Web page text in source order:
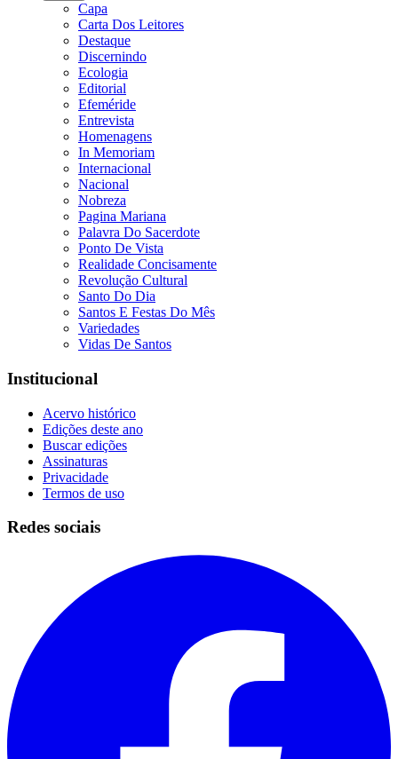
Capa
Carta Dos Leitores
Destaque
Discernindo
Ecologia
Editorial
Efeméride
Entrevista
Homenagens
In Memoriam
Internacional
Nacional
Nobreza
Pagina Mariana
Palavra Do Sacerdote
Ponto De Vista
Realidade Concisamente
Revolução Cultural
Santo Do Dia
Santos E Festas Do Mês
Variedades
Vidas De Santos
Institucional
Acervo histórico
Edições deste ano
Buscar edições
Assinaturas
Privacidade
Termos de uso
Redes sociais